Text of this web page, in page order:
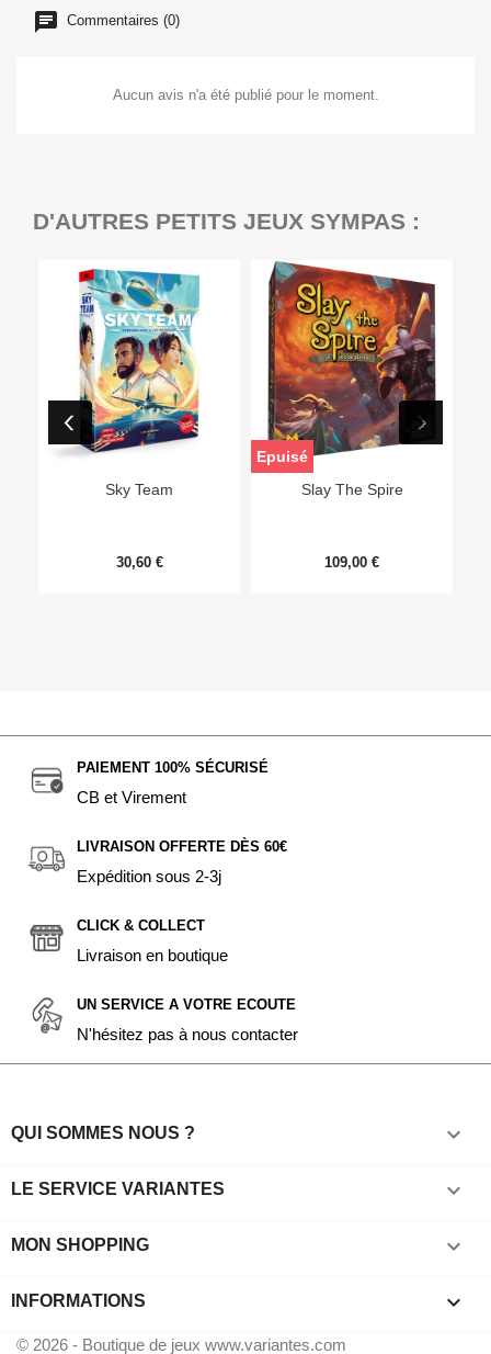
Commentaires (0)
Aucun avis n'a été publié pour le moment.
D'AUTRES PETITS JEUX SYMPAS :
Sky Team
30,60 €
Slay The Spire
109,00 €
Epuisé
PAIEMENT 100% SÉCURISÉ
CB et Virement
LIVRAISON OFFERTE DÈS 60€
Expédition sous 2-3j
CLICK & COLLECT
Livraison en boutique
UN SERVICE A VOTRE ECOUTE
N'hésitez pas à nous contacter
QUI SOMMES NOUS ? 
LE SERVICE VARIANTES 
MON SHOPPING 
INFORMATIONS keyboard_arrow_down
© 2026 - Boutique de jeux www.variantes.com